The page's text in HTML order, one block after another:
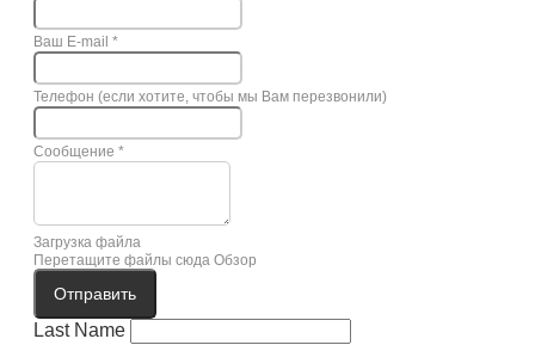
Ваш E-mail *
Телефон (если хотите, чтобы мы Вам перезвонили)
Сообщение *
Загрузка файла
Перетащите файлы сюда Обзор
Отправить
Last Name